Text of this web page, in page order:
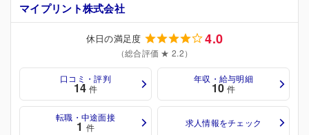
マイプリント株式会社
休日の満足度 4.0
（総合評価 ★ 2.2）
口コミ・評判
14 件
年収・給与明細
10 件
転職・中途面接
1 件 求人情報をチェック